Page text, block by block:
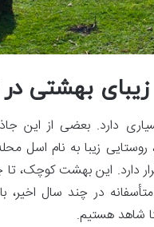
بهشتی در
دارد. بعضی از این
روستایی زیبا به نام اسل
قرار دارد. این بهشت
در چند سال
شاهد هستیم.